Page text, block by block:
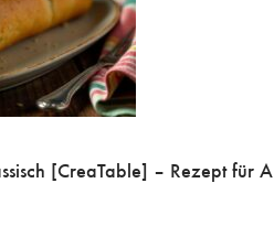
[CreaTable] – Rezept für